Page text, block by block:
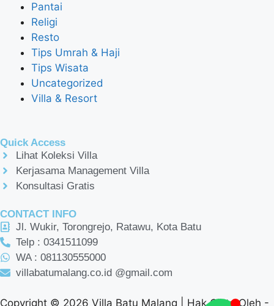
Pantai
Religi
Resto
Tips Umrah & Haji
Tips Wisata
Uncategorized
Villa & Resort
Quick Access
Lihat Koleksi Villa
Kerjasama Management Villa
Konsultasi Gratis
CONTACT INFO
Jl. Wukir, Torongrejo, Ratawu, Kota Batu
Telp : 0341511099
WA : 081130555000
villabatumalang.co.id @gmail.com
Copyright © 2026 Villa Batu Malang | Hak Cipta Oleh -